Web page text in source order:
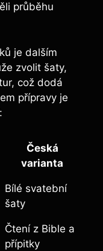
průběhu
je dalším
zvolit šaty,
což dodá
přípravy je
Česká
varianta
Bílé svatební
šaty
Čtení z Bible a
přípitky